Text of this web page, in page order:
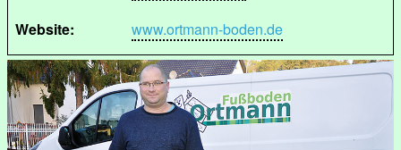
Website:
www.ortmann-boden.de